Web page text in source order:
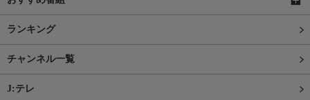
ランキング
チャンネル一覧
J:テレ